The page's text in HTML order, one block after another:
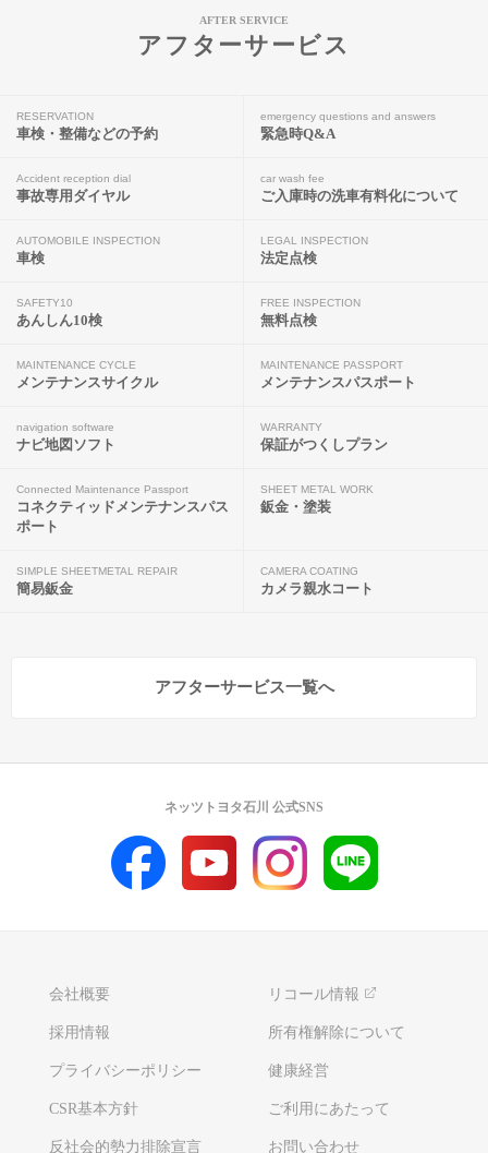
AFTER SERVICE
アフターサービス
RESERVATION
車検・整備などの予約
emergency questions and answers
緊急時Q&A
Accident reception dial
事故専用ダイヤル
car wash fee
ご入庫時の洗車有料化について
AUTOMOBILE INSPECTION
車検
LEGAL INSPECTION
法定点検
SAFETY10
あんしん10検
FREE INSPECTION
無料点検
MAINTENANCE CYCLE
メンテナンスサイクル
MAINTENANCE PASSPORT
メンテナンスパスポート
navigation software
ナビ地図ソフト
WARRANTY
保証がつくしプラン
Connected Maintenance Passport
コネクティッドメンテナンスパス
ポート
SHEET METAL WORK
鈑金・塗装
SIMPLE SHEETMETAL REPAIR
簡易鈑金
CAMERA COATING
カメラ親水コート
アフターサービス一覧へ
会社概要 リコール情報
採用情報 所有権解除について
プライバシーポリシー 健康経営
CSR基本方針 ご利用にあたって
反社会的勢力排除宣言 お問い合わせ
ネッツトヨタ石川 公式SNS